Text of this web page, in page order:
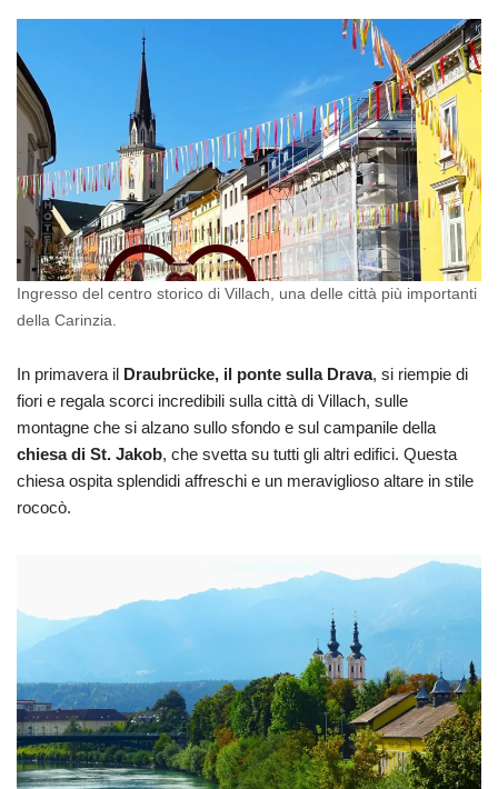
Ingresso del centro storico di Villach, una delle città più importanti
della Carinzia.
In primavera il Draubrücke, il ponte sulla Drava, si riempie di
fiori e regala scorci incredibili sulla città di Villach, sulle
montagne che si alzano sullo sfondo e sul campanile della
chiesa di St. Jakob, che svetta su tutti gli altri edifici. Questa
chiesa ospita splendidi affreschi e un meraviglioso altare in stile
rococò.